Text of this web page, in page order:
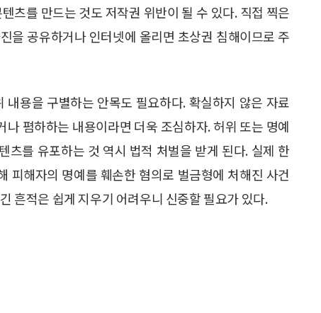
츠를 만드는 것도 저작권 위반이 될 수 있다. 직접 찍은
을 공유하거나 인터넷에 올리면 초상권 침해이므로 주
용을 구별하는 안목도 필요하다. 확실하지 않은 자료
폄하하는 내용이라면 더욱 조심하자. 허위 또는 명예
츠를 유포하는 것 역시 법적 처벌을 받게 된다. 실제 한
피해자의 명예를 훼손한 혐의로 벌금형에 처해진 사건
흔적은 쉽게 지우기 어려우니 신중할 필요가 있다.